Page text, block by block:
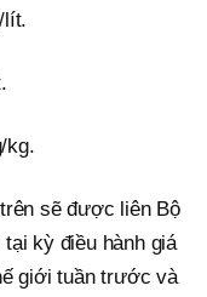
lít.
kg.
sẽ được liên Bộ
kỳ điều hành giá
giới tuần trước và